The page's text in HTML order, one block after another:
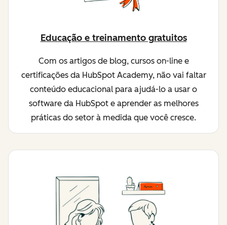
Educação e treinamento gratuitos
Com os artigos de blog, cursos on-line e
certificações da HubSpot Academy, não vai faltar
conteúdo educacional para ajudá-lo a usar o
software da HubSpot e aprender as melhores
práticas do setor à medida que você cresce.